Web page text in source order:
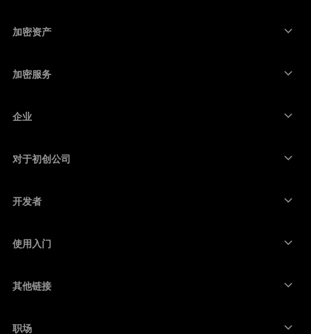
硬件钱包
Ledger Stax
Ledger Nano Classics
捆绑销售
所有产品
加密资产
以太坊钱包
卡尔达诺钱包
门罗币钱包
查看所有资产
加密服务
购买加密货币
互换加密货币
企业
对于初创公司
开发者
使用入门
兼容的钱包和服务
比特币硬件钱包
其他链接
赏金计划
职场